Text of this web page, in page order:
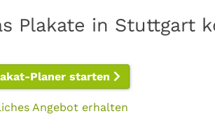
Plakate in Stuttgart
Planer starten
Angebot erhalten